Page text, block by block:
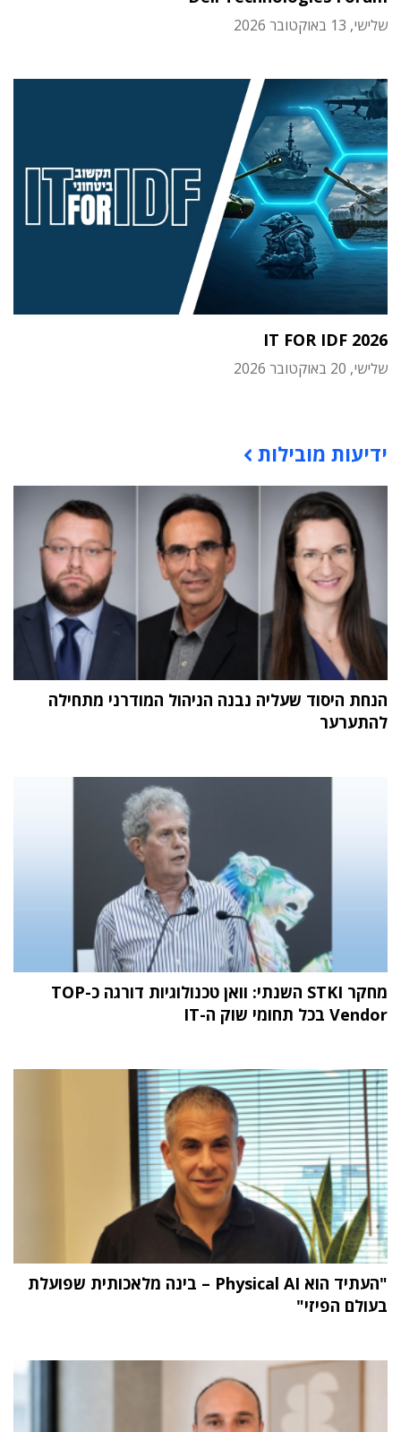
שלישי, 13 באוקטובר 2026
IT FOR IDF 2026
שלישי, 20 באוקטובר 2026
ידיעות מובילות
הנחת היסוד שעליה נבנה הניהול המודרני מתחילה
להתערער
מחקר STKI השנתי: וואן טכנולוגיות דורגה כ-TOP
Vendor בכל תחומי שוק ה-IT
"העתיד הוא Physical AI – בינה מלאכותית שפועלת
בעולם הפיזי"